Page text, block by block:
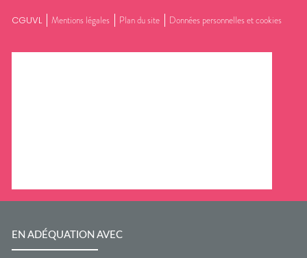
CGUVL Mentions légales Plan du site Données personnelles et cookies
EN ADÉQUATION AVEC